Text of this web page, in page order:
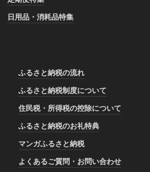
日用品・消耗品特集
ふるさと納税の流れ
ふるさと納税制度について
住民税・所得税の控除について
ふるさと納税のお礼特典
マンガふるさと納税
よくあるご質問・お問い合わせ